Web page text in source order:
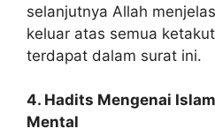
selanjutnya Allah
keluar atas semua
terdapat dalam surat ini.
4. Hadits Mengenai
Mental